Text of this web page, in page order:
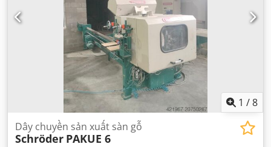
1 /8
Dây chuyền sản xuất sàn gỗ
Schröder PAKUE 6